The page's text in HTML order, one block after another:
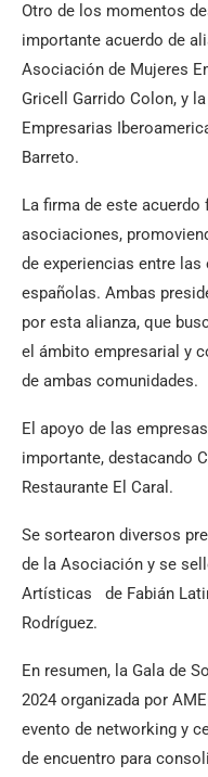
Otro de los momentos
importante acuerdo de
Asociación de Mujeres
Gricell Garrido Colon, y
Empresarias
Barreto.
La firma de este
asociaciones,
de experiencias entre
españolas. Ambas
por esta alianza, que
el ámbito empresarial y
de ambas comunidades.
El apoyo de las
importante, destacando
Restaurante El Caral.
Se sortearon diversos
de la Asociación y se
Artísticas de Fabián
Rodríguez.
En resumen, la Gala de
2024 organizada por
evento de networking y
de encuentro para